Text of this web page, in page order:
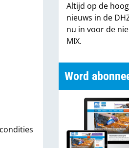
Altijd op de
nieuws in de
nu in voor de
MIX.
Word